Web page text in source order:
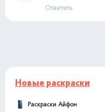
Ответить
Новые раскраски
Раскраски Айфон